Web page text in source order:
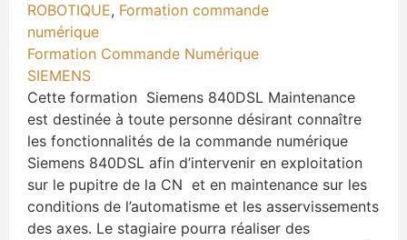
ROBOTIQUE, Formation commande
numérique
Formation Commande Numérique
SIEMENS
Cette formation Siemens 840DSL Maintenance
est destinée à toute personne désirant connaître
les fonctionnalités de la commande numérique
Siemens 840DSL afin d’intervenir en exploitation
sur le pupitre de la CN et en maintenance sur les
conditions de l’automatisme et les asservissements
des axes. Le stagiaire pourra réaliser des